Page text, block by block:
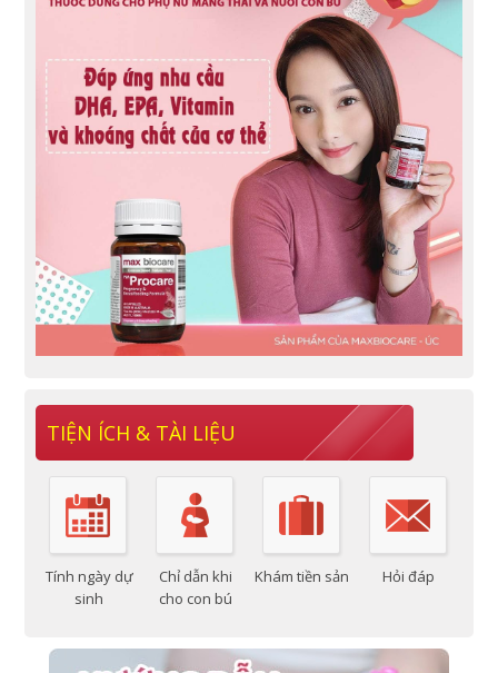
TIỆN ÍCH & TÀI LIỆU
Tính ngày dự
sinh
Chỉ dẫn khi
cho con bú
Khám tiền sản Hỏi đáp